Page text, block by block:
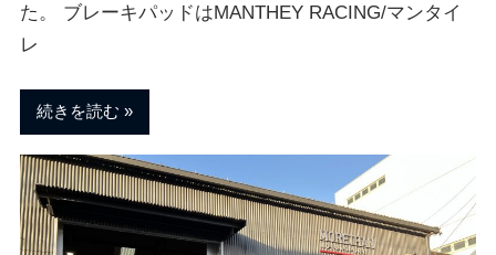
た。 ブレーキパッドはMANTHEY RACING/マンタイ
レ
続きを読む